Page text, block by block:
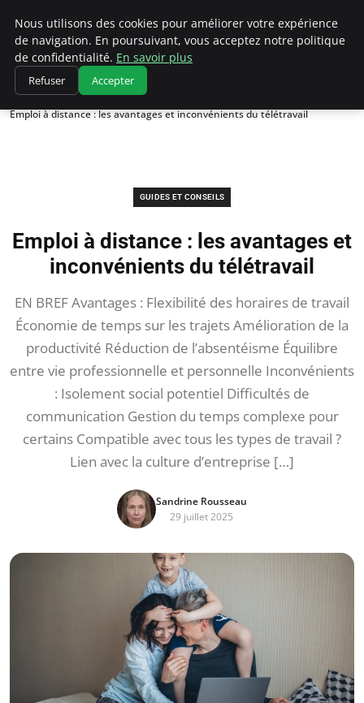
Chasseur De Tête
Accueil
Guides et Conseils
Emploi à distance : les avantages et inconvénients du télétravail
GUIDES ET CONSEILS
Emploi à distance : les avantages et
inconvénients du télétravail
EN BREF Avantages : Flexibilité des horaires de travail
Économie de temps sur les trajets Amélioration de la
productivité Réduction de l’absentéisme Équilibre
entre vie professionnelle et personnelle Inconvénients
: Isolement social potentiel Difficultés de
communication Gestion du temps complexe pour
certains Compatible avec tous les types de travail ?
Lien avec la culture d’entreprise […]
Sandrine Rousseau
29 juillet 2025
Nous utilisons des cookies pour améliorer votre expérience
de navigation. En poursuivant, vous acceptez notre politique
de confidentialité. En savoir plus
Refuser Accepter